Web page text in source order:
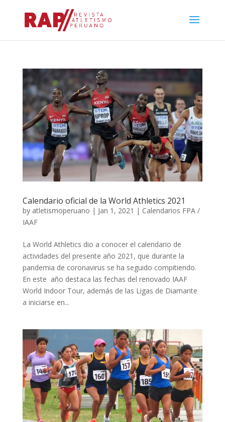
Calendario oficial de la World Athletics 2021
by atletismoperuano | Jan 1, 2021 | Calendarios FPA /
IAAF
La World Athletics dio a conocer el calendario de
actividades del presente año 2021, que durante la
pandemia de coronavirus se ha seguido compitiendo.
En este año destaca las fechas del renovado IAAF
World Indoor Tour, además de las Ligas de Diamante
a iniciarse en...